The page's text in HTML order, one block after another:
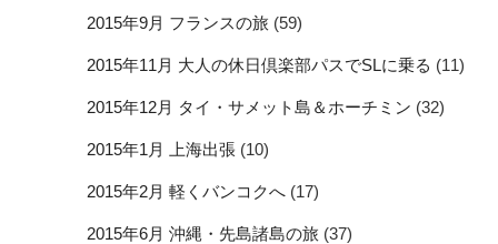
2015年9月 フランスの旅 (59)
2015年11月 大人の休日倶楽部パスでSLに乗る (11)
2015年12月 タイ・サメット島＆ホーチミン (32)
2015年1月 上海出張 (10)
2015年2月 軽くバンコクへ (17)
2015年6月 沖縄・先島諸島の旅 (37)